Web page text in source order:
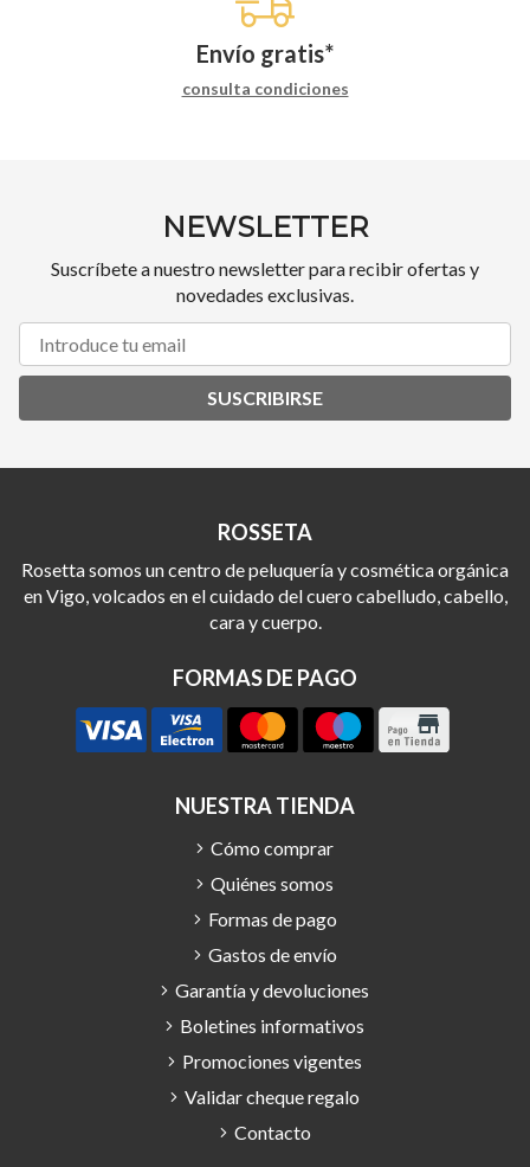
Envío gratis*
consulta condiciones
NEWSLETTER
Suscríbete a nuestro newsletter para recibir ofertas y
novedades exclusivas.
SUSCRIBIRSE
ROSSETA
Rosetta somos un centro de peluquería y cosmética orgánica
en Vigo, volcados en el cuidado del cuero cabelludo, cabello,
cara y cuerpo.
FORMAS DE PAGO
NUESTRA TIENDA
Cómo comprar
Quiénes somos
Formas de pago
Gastos de envío
Garantía y devoluciones
Boletines informativos
Promociones vigentes
Validar cheque regalo
Contacto